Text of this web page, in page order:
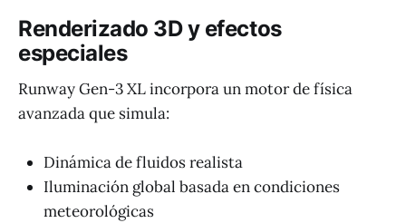
Renderizado 3D y efectos
especiales
Runway Gen-3 XL incorpora un motor de física
avanzada que simula:
Dinámica de fluidos realista
Iluminación global basada en condiciones
meteorológicas